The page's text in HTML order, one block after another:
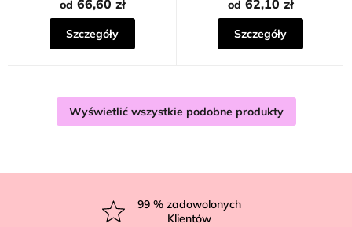
od 66,60 zł
Szczegóły
od 62,10 zł
Szczegóły
Wyświetlić wszystkie podobne produkty
99 % zadowolonych
Klientów